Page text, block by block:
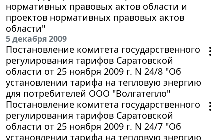
нормативных правовых актов области и
проектов нормативных правовых актов
области"
5 декабря 2009
Постановление комитета государственного
регулирования тарифов Саратовской
области от 25 ноября 2009 г. N 24/8 "Об
установлении тарифа на тепловую энергию
для потребителей ООО "Волгатепло"
Постановление комитета государственного
регулирования тарифов Саратовской
области от 25 ноября 2009 г. N 24/7 "Об
установлении тарифа на тепловую энергию